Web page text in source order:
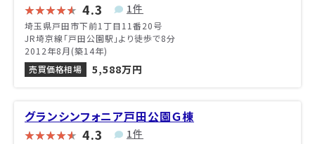
4.3 1件
埼玉県戸田市下前1丁目11番20号
JR埼京線「戸田公園駅」より徒歩で8分
2012年8月(築14年)
売買価格相場
5,588万円
グランシンフォニア戸田公園Ｇ棟
4.3 1件